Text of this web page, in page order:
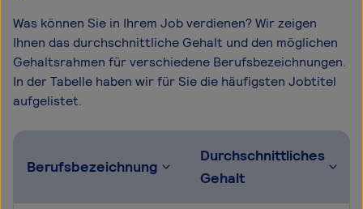
Was können Sie in Ihrem Job verdienen? Wir zeigen
Ihnen das durchschnittliche Gehalt und den möglichen
Gehaltsrahmen für verschiedene Berufsbezeichnungen.
In der Tabelle haben wir für Sie die häufigsten Jobtitel
aufgelistet.
Berufsbezeichnung
Durchschnittliches
Gehalt